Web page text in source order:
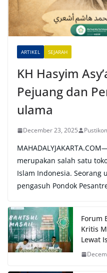
t
v
ARTIKEL SEJARAH
KH Hasyim
Pejuang dan
ulama
December 23, 2025
merupakan salah satu
Islam Indonesia. Seorang
pengasuh Pondok
Forum
Kritis
Lewat